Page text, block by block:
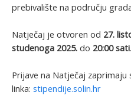
prebivalište na području
Natječaj je otvoren od 27.
studenoga 2025. do 20:00 sati.
Prijave na Natječaj zaprimaju
linka: stipendije.solin.hr